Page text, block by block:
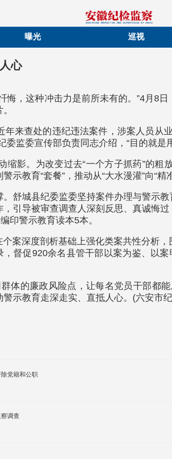
曝光 巡视
心
悔，这种冲击力是前所未有的。”4月8
来查处的违纪违法案件，涉案人员从
监委宣传部负责同志介绍，“目的就是
影。为改变过去“一个方子抓药”的
教育“套餐”，推动从“大水漫灌”向“
舒城县纪委监委坚持案件办理与警示
引导被审查调查人深刻反思、真诚悔
印警示教育读本5本。
个案深度剖析基础上强化类案共性分析
，督促920余名县管干部以案为鉴、
体的廉政风险点，让每名党员干部都
示教育走深走实、直抵人心。(六安市
党籍和公职
调查